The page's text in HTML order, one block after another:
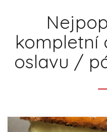
kompletní
oslavu /